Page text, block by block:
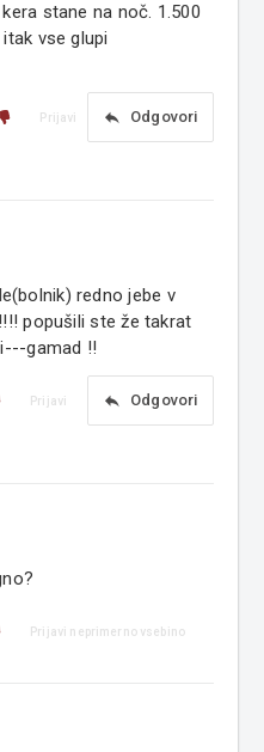
stane na noč. 1.500
vse glupi
reply Odgovori
Prijavi
redno jebe v
popušili ste že takrat
gamad !!
reply Odgovori
Prijavi
Prijavi neprimerno vsebino